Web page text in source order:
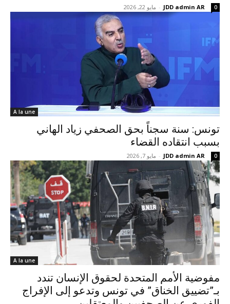
JDD admin AR
- مايو 22, 2026 0
A la une
تونس: سنة سجناً بحق الصحفي زياد الهاني
بسبب انتقاده القضاء
JDD admin AR
- مايو 7, 2026 0
A la une
مفوضية الأمم المتحدة لحقوق الإنسان تندد
بـ”تضييق الخناق” في تونس وتدعو إلى الإفراج